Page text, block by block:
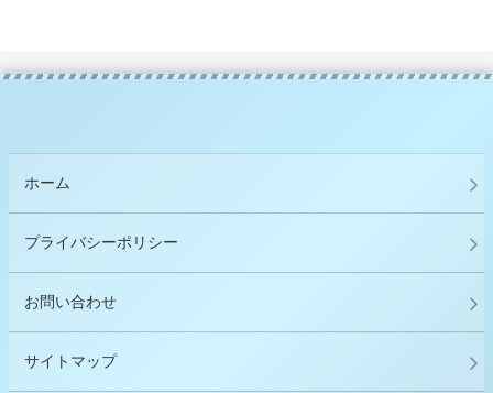
ホーム
プライバシーポリシー
お問い合わせ
サイトマップ